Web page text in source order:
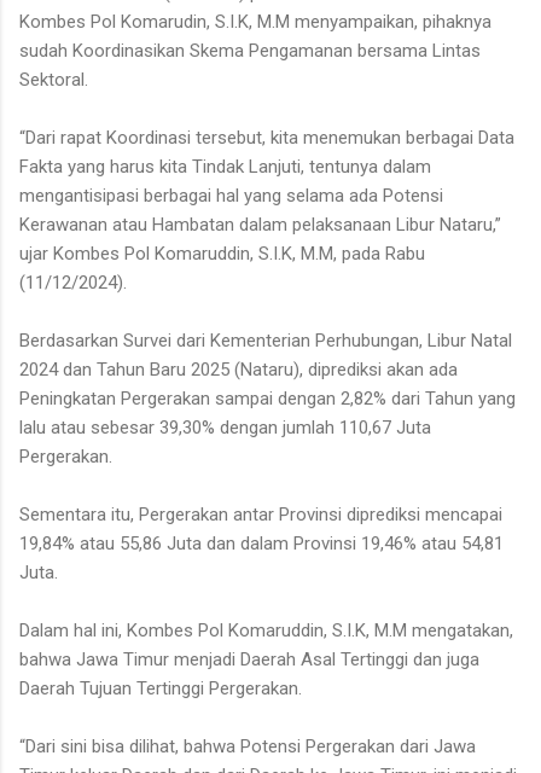
Kombes Pol Komarudin, S.I.K, M.M menyampaikan, pihaknya
sudah Koordinasikan Skema Pengamanan bersama Lintas
Sektoral.
“Dari rapat Koordinasi tersebut, kita menemukan berbagai Data
Fakta yang harus kita Tindak Lanjuti, tentunya dalam
mengantisipasi berbagai hal yang selama ada Potensi
Kerawanan atau Hambatan dalam pelaksanaan Libur Nataru,”
ujar Kombes Pol Komaruddin, S.I.K, M.M, pada Rabu
(11/12/2024).
Berdasarkan Survei dari Kementerian Perhubungan, Libur Natal
2024 dan Tahun Baru 2025 (Nataru), diprediksi akan ada
Peningkatan Pergerakan sampai dengan 2,82% dari Tahun yang
lalu atau sebesar 39,30% dengan jumlah 110,67 Juta
Pergerakan.
Sementara itu, Pergerakan antar Provinsi diprediksi mencapai
19,84% atau 55,86 Juta dan dalam Provinsi 19,46% atau 54,81
Juta.
Dalam hal ini, Kombes Pol Komaruddin, S.I.K, M.M mengatakan,
bahwa Jawa Timur menjadi Daerah Asal Tertinggi dan juga
Daerah Tujuan Tertinggi Pergerakan.
“Dari sini bisa dilihat, bahwa Potensi Pergerakan dari Jawa